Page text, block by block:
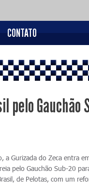
CONTATO
pelo Gauchão
a Gurizada do Zeca entra
pelo Gauchão Sub-20
de Pelotas, com um